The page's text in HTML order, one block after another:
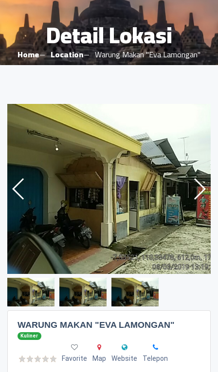
Detail Lokasi
Home Location Warung Makan "Eva Lamongan"
WARUNG MAKAN "EVA LAMONGAN"
Kuliner
Favorite Map Website Telepon